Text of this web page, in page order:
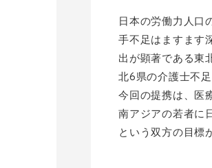
日本の労働力人口
手不足はますます
出が顕著である東
北6県の介護士不
今回の提携は、医
南アジアの若者に
という双方の目標